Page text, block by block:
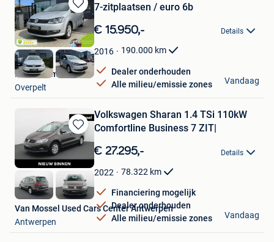
Bewaren
in
Mijn
Favorieten
7-zitplaatsen / euro 6b
€ 15.950,- Details
2016 190.000 km
Dealer onderhouden
Alle milieu/emissie zones
PCS Automotive
Overpelt
Vandaag
Bewaren
in
Mijn
Favorieten
Volkswagen Sharan 1.4 TSi 110kW
Comfortline Business 7 ZIT|
€ 27.295,- Details
2022 78.322 km
Financiering mogelijk
Dealer onderhouden
Alle milieu/emissie zones
Van Mossel Used Cars Center Antwerpen
Antwerpen
Vandaag